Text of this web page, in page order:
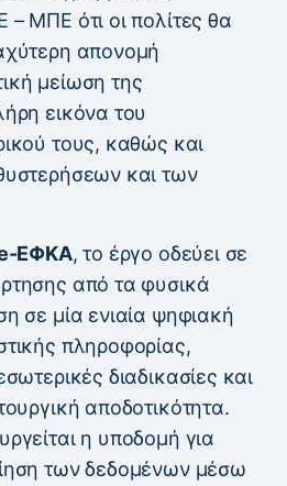
ΜΠΕ ότι οι πολίτες θα
απονομή
μείωση της
εικόνα του
τους, καθώς και
και των
e-ΕΦΚΑ, το έργο οδεύει σε
από τα φυσικά
σε μία ενιαία ψηφιακή
πληροφορίας,
διαδικασίες και
αποδοτικότητα.
η υποδομή για
των δεδομένων μέσω